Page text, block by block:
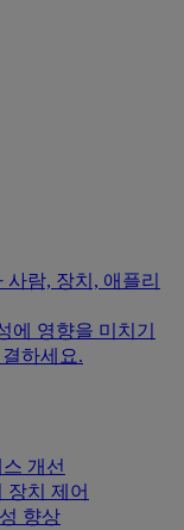
사람, 장치, 애플리
에 영향을 미치기
하세요.
개선
장치 제어
향상